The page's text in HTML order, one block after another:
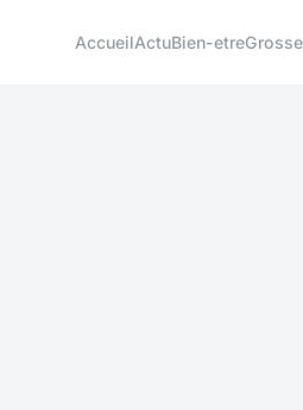
AccueilActuBien-etre